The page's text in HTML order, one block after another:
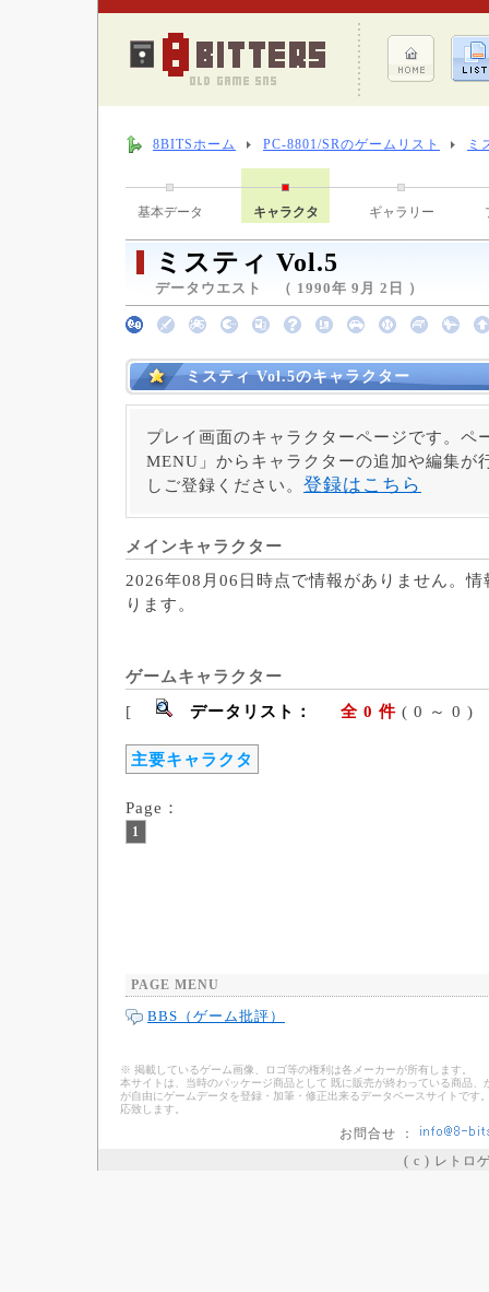
8BITSホーム PC-8801/SRのゲームリスト ミ
基本データ キャラクタ ギャラリー
ミスティ Vol.5
データウエスト （ 1990年 9月 2日 ）
ミスティ Vol.5のキャラクター
プレイ画面のキャラクターページです。ペ
MENU」からキャラクターの追加や編集が
しご登録ください。 登録はこちら
メインキャラクター
2026年08月06日時点で情報がありません。
ります。
ゲームキャラクター
[
データリスト： 全 0 件 ( 0
主要キャラクタ
Page：
1
PAGE MENU
BBS（ゲーム批評）
※ 掲載しているゲーム画像、ロゴ等の権利は各メーカーが所有します。
本サイトは、当時のパッケージ商品として 既に販売が終わっている商品
が自由にゲームデータを登録・加筆・修正出来るデータベースサイトで
応致します。
お問合せ ：
( c ) レトロ